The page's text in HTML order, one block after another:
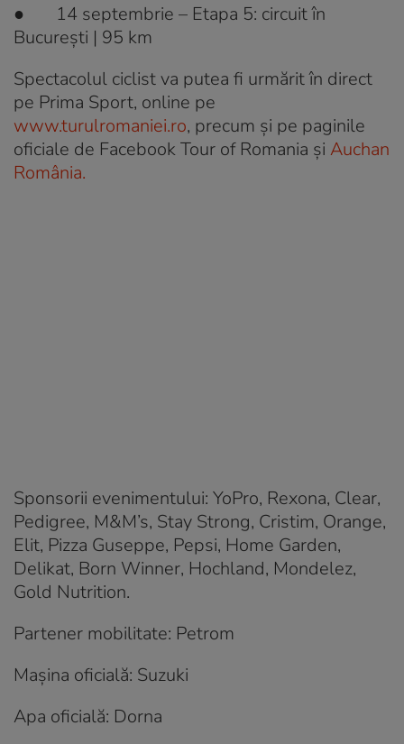
● 14 septembrie – Etapa 5: circuit în
București | 95 km
Spectacolul ciclist va putea fi urmărit în direct
pe Prima Sport, online pe
www.turulromaniei.ro, precum și pe paginile
oficiale de Facebook Tour of Romania și Auchan
România.
Sponsorii evenimentului: YoPro, Rexona, Clear,
Pedigree, M&M’s, Stay Strong, Cristim, Orange,
Elit, Pizza Guseppe, Pepsi, Home Garden,
Delikat, Born Winner, Hochland, Mondelez,
Gold Nutrition.
Partener mobilitate: Petrom
Mașina oficială: Suzuki
Apa oficială: Dorna